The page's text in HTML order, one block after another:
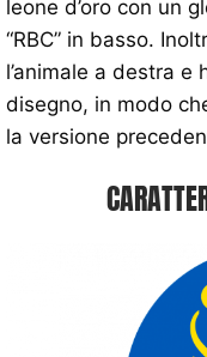
leone d’oro con un
“RBC” in basso.
l’animale a destra
disegno, in modo
la versione